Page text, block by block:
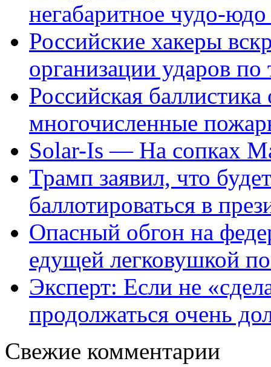
негабаритное чудо-
Российские хакеры
организации ударов
Российская
многочисленные
Solar-Is — На сопках
Трамп заявил, что
баллотироваться в
Опасный обгон на
едущей легковушкой
Эксперт: Если не
продолжаться очень
Свежие комментарии